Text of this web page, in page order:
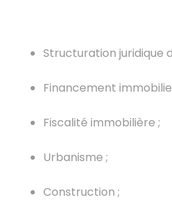
Structuration juridique
Financement
Fiscalité immobilière ;
Urbanisme ;
Construction ;